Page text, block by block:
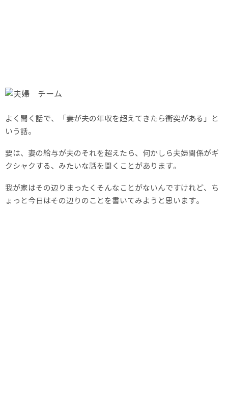
よく聞く話で、「妻が夫の年収を超えてきたら衝突がある」と
いう話。
要は、妻の給与が夫のそれを超えたら、何かしら夫婦関係がギ
クシャクする、みたいな話を聞くことがあります。
我が家はその辺りまったくそんなことがないんですけれど、ち
ょっと今日はその辺りのことを書いてみようと思います。